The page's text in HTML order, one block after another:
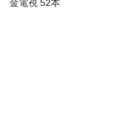
金電視 52本